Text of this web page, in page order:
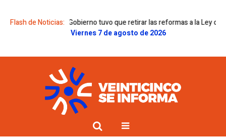
Flash de Noticias:
pero el Gobierno tuvo que retirar las reformas a la Ley de Tierras y
Viernes 7 de agosto de 2026